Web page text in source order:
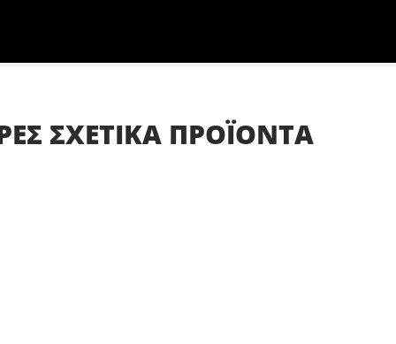
ΣΧΕΤΙΚΑΠΡΟΪΟΝΤΑ